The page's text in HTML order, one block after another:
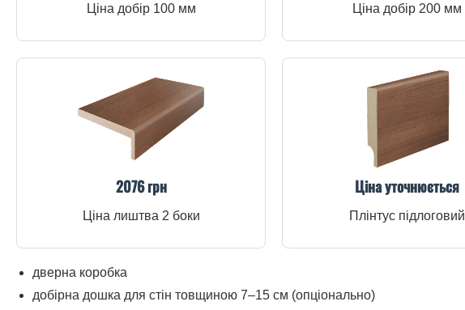
Ціна добір 100 мм Ціна добір 200 мм
2076 грн
Ціна лиштва 2 боки
Ціна уточнюється
Плінтус підлоговий
дверна коробка
добірна дошка для стін товщиною 7–15 см (опціонально)